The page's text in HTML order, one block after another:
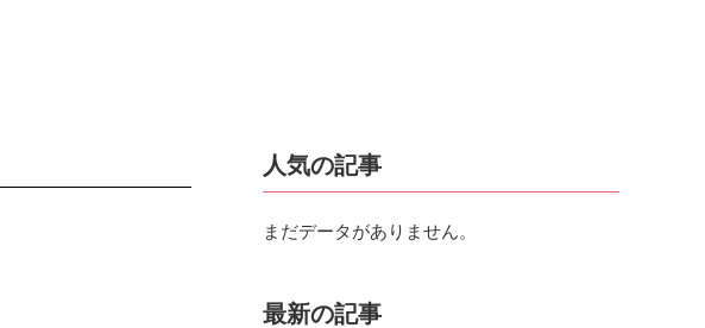
人気の記事
まだデータがありません。
最新の記事